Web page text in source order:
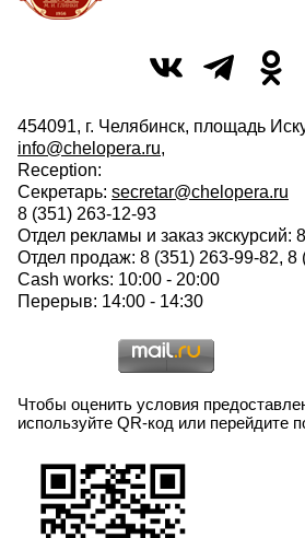
454091, г. Челябинск, площадь
info@chelopera.ru,
Reception:
Секретарь: secretar@chelopera.ru
8 (351) 263-12-93
Отдел рекламы и заказ экскурсий:
Отдел продаж: 8 (351) 263-99-82, 8
Cash works: 10:00 - 20:00
Перерыв: 14:00 - 14:30
Чтобы оценить условия
используйте QR-код или перейдите